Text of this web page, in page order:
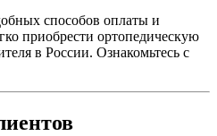
способов оплаты и
приобрести ортопедическую
в России. Ознакомьтесь с